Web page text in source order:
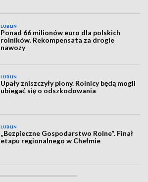
LUBLIN
Ponad 66 milionów euro dla polskich
rolników. Rekompensata za drogie
nawozy
LUBLIN
Upały zniszczyły plony. Rolnicy będą mogli
ubiegać się o odszkodowania
LUBLIN
„Bezpieczne Gospodarstwo Rolne”. Finał
etapu regionalnego w Chełmie